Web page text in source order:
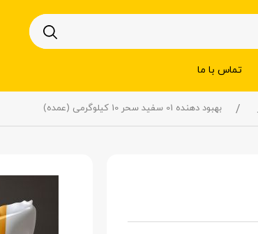
تماس با ما
بهبود دهنده 01 سفید سحر 10 کیلوگرمی (عمده)